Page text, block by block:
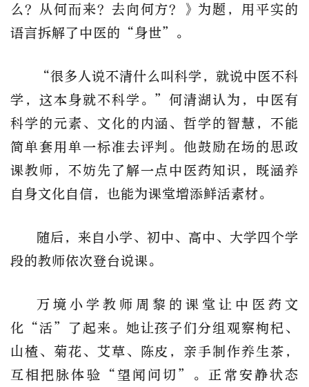
么？从何而来？去向何方？》为题，用平实的
语言拆解了中医的 “身世” 。
“很多人说不清什么叫科学，就说中医不科
学，这本身就不科学。 ” 何清湖认为，中医有
科学的元素、文化的内涵、哲学的智慧，不能
简单套用单一标准去评判。他鼓励在场的思政
课教师，不妨先了解一点中医药知识，既涵养
自身文化自信，也能为课堂增添鲜活素材。
随后，来自小学、初中、高中、大学四个学
段的教师依次登台说课。
万境小学教师周黎的课堂让中医药文
化
“活” 了起来。她让孩子们分组观察枸杞、
山楂、菊花、艾草、陈皮，亲手制作养生茶，
互相把脉体验
“ 望闻问切”
。正常安静状态